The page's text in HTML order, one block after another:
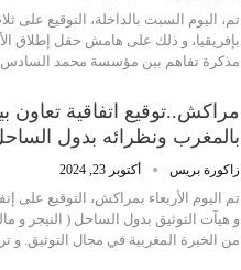
تم، اليوم السبت بالداخلة، التوقيع
بإفريقيا، و ذلك على هامش حفل إطلاق
مذكرة تفاهم بين مؤسسة محمد السادس
مراكش..توقيع اتفاقية تعاون
بالمغرب ونظرائه بدول
زاكورة بريس أكتوبر 23, 2024
تم اليوم الأربعاء بمراكش، التوقيع على
و هيآت التوثيق بدول الساحل ( النيجر و
من الخبرة المغربية في مجال التوثيق. و